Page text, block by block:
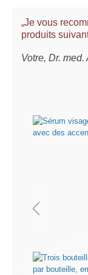
„Je vous
produits
Votre, Dr.